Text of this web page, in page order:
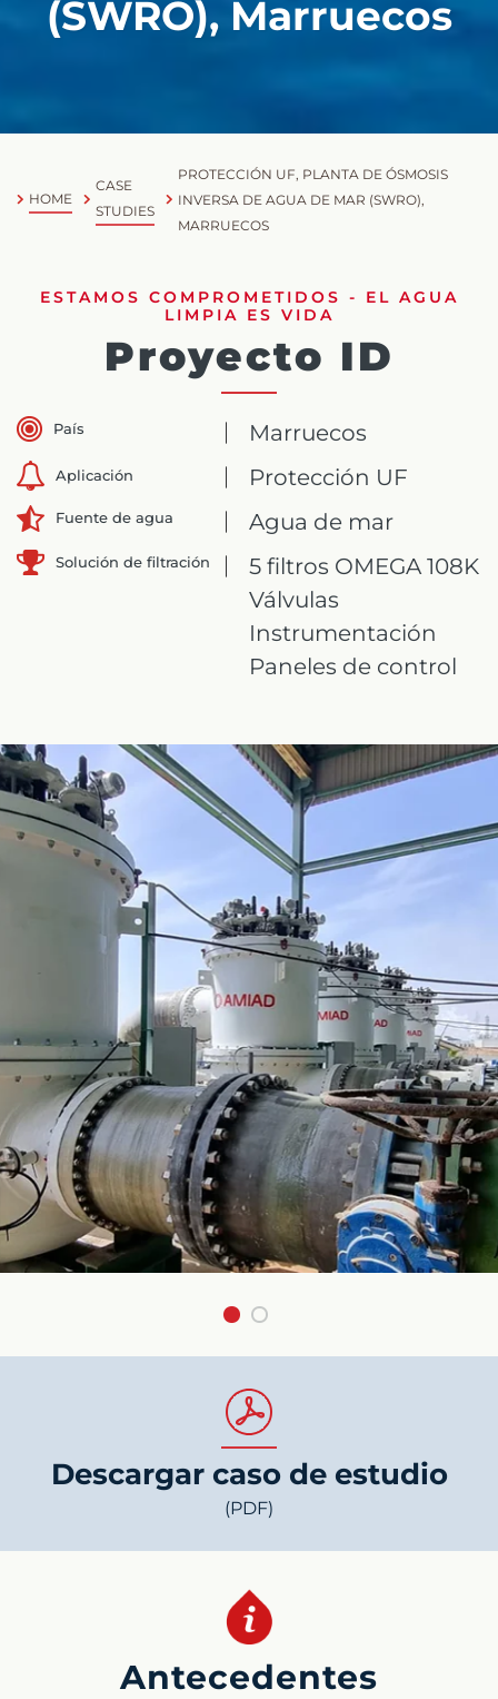
(SWRO), Marruecos
HOME
CASE
STUDIES
PROTECCIÓN UF, PLANTA DE ÓSMOSIS
INVERSA DE AGUA DE MAR (SWRO),
MARRUECOS
ESTAMOS COMPROMETIDOS - EL AGUA
LIMPIA ES VIDA
Proyecto ID
País Marruecos
Aplicación Protección UF
Fuente de agua Agua de mar
Solución de filtración
5 filtros OMEGA 108K
Válvulas
Instrumentación
Paneles de control
Descargar caso de estudio
(PDF)
Antecedentes